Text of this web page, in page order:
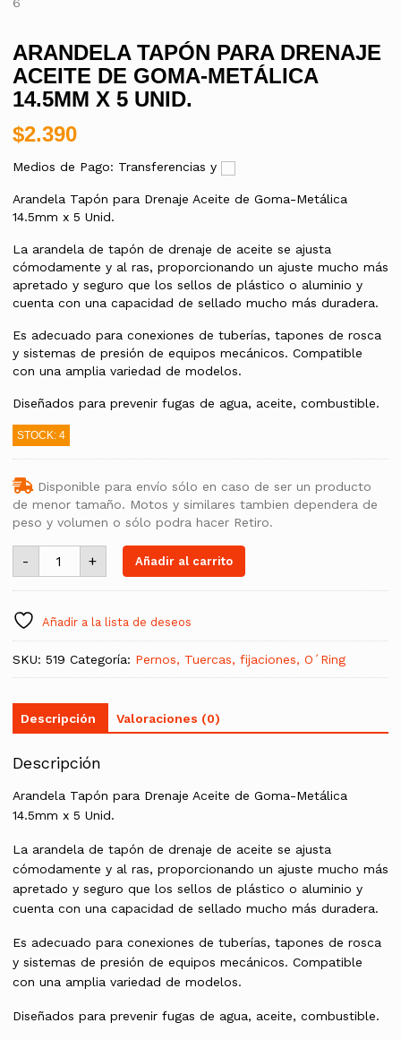
ARANDELA TAPÓN PARA DRENAJE
ACEITE DE GOMA-METÁLICA
14.5MM X 5 UNID.
$2.390
Medios de Pago: Transferencias y
Arandela Tapón para Drenaje Aceite de Goma-Metálica
14.5mm x 5 Unid.
La arandela de tapón de drenaje de aceite se ajusta
cómodamente y al ras, proporcionando un ajuste mucho más
apretado y seguro que los sellos de plástico o aluminio y
cuenta con una capacidad de sellado mucho más duradera.
Es adecuado para conexiones de tuberías, tapones de rosca
y sistemas de presión de equipos mecánicos. Compatible
con una amplia variedad de modelos.
Diseñados para prevenir fugas de agua, aceite, combustible.
STOCK: 4
Disponible para envío sólo en caso de ser un producto
de menor tamaño. Motos y similares tambien dependera de
peso y volumen o sólo podra hacer Retiro.
-
Arandela
Tapón
para
Drenaje
de
Goma-
Metálica
x
5
cantidad
+ Añadir al carrito
Añadir a la lista de deseos
SKU: 519 Categoría: Pernos, Tuercas, fijaciones, O´Ring
Descripción Valoraciones (0)
Descripción
Arandela Tapón para Drenaje Aceite de Goma-Metálica
14.5mm x 5 Unid.
La arandela de tapón de drenaje de aceite se ajusta
cómodamente y al ras, proporcionando un ajuste mucho más
apretado y seguro que los sellos de plástico o aluminio y
cuenta con una capacidad de sellado mucho más duradera.
Es adecuado para conexiones de tuberías, tapones de rosca
y sistemas de presión de equipos mecánicos. Compatible
con una amplia variedad de modelos.
Diseñados para prevenir fugas de agua, aceite, combustible.